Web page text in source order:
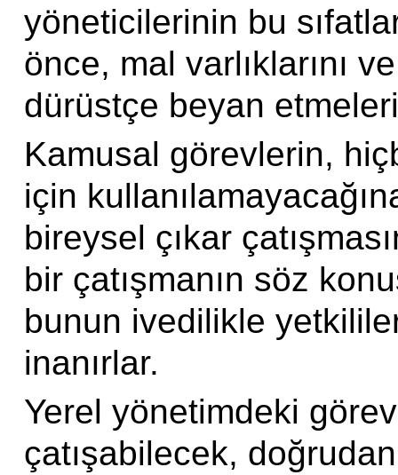
yöneticilerinin bu
önce, mal varlıklarını
dürüstçe beyan
Kamusal görevlerin,
için
bireysel çıkar
bir çatışmanın söz
bunun ivedilikle
inanırlar.
Yerel yönetimdeki
çatışabilecek,